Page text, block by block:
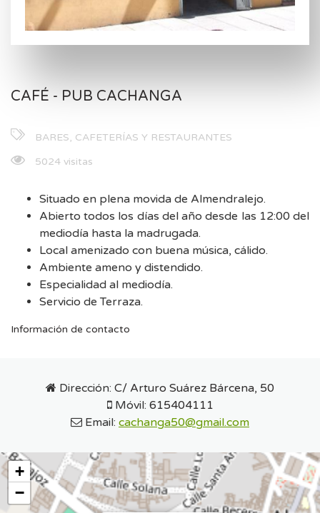
CAFÉ - PUB CACHANGA
BARES, CAFETERÍAS Y RESTAURANTES
5024 visitas
Situado en plena movida de Almendralejo.
Abierto todos los días del año desde las 12:00 del
mediodía hasta la madrugada.
Local amenizado con buena música, cálido.
Ambiente ameno y distendido.
Especialidad al mediodía.
Servicio de Terraza.
Información de contacto
Dirección: C/ Arturo Suárez Bárcena, 50
Móvil: 615404111
Email: cachanga50@gmail.com
+
−